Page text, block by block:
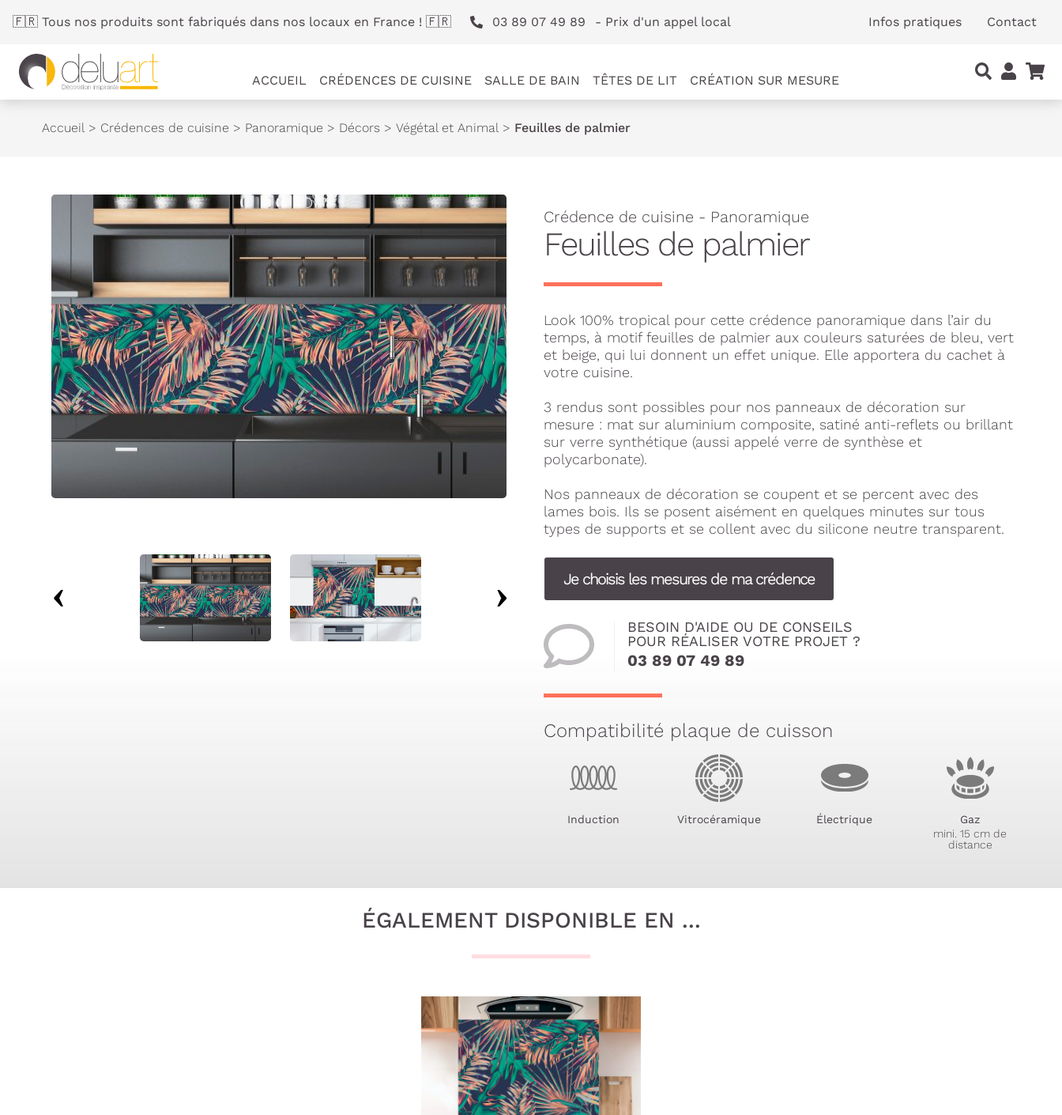
🇫🇷 Tous nos produits sont fabriqués dans nos locaux en France ! 🇫🇷 03 89 07 49 89 - Prix d'un appel local Infos pratiques Contact
ACCUEIL CRÉDENCES DE CUISINE SALLE DE BAIN TÊTES DE LIT CRÉATION SUR MESURE
Accueil > Crédences de cuisine > Panoramique > Décors > Végétal et Animal > Feuilles de palmier
Crédence de cuisine - Panoramique
Feuilles de palmier
Look 100% tropical pour cette crédence panoramique dans l’air du
temps, à motif feuilles de palmier aux couleurs saturées de bleu, vert
et beige, qui lui donnent un effet unique. Elle apportera du cachet à
votre cuisine.
3 rendus sont possibles pour nos panneaux de décoration sur
mesure : mat sur aluminium composite, satiné anti-reflets ou brillant
sur verre synthétique (aussi appelé verre de synthèse et
polycarbonate).
Nos panneaux de décoration se coupent et se percent avec des
lames bois. Ils se posent aisément en quelques minutes sur tous
types de supports et se collent avec du silicone neutre transparent.
Je choisis les mesures de ma crédence
BESOIN D'AIDE OU DE CONSEILS
POUR RÉALISER VOTRE PROJET ?
03 89 07 49 89
Compatibilité plaque de cuisson
Induction Vitrocéramique Électrique
Gaz
mini. 15 cm de
distance
ÉGALEMENT DISPONIBLE EN ...